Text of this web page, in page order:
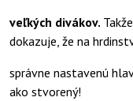
veľkých divákov.
dokazuje, že na
správne nastavenú
ako stvorený!